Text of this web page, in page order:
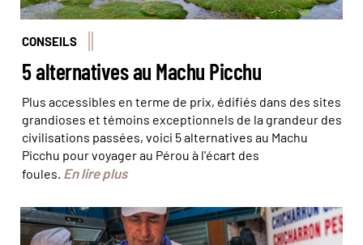
CONSEILS
5 alternatives au Machu Picchu
Plus accessibles en terme de prix, édifiés dans des sites
grandioses et témoins exceptionnels de la grandeur des
civilisations passées, voici 5 alternatives au Machu
Picchu pour voyager au Pérou à l'écart des
foules. En lire plus
© Jorge Guillermo/HAYTHAM-REA/Comptoir des
Voyages